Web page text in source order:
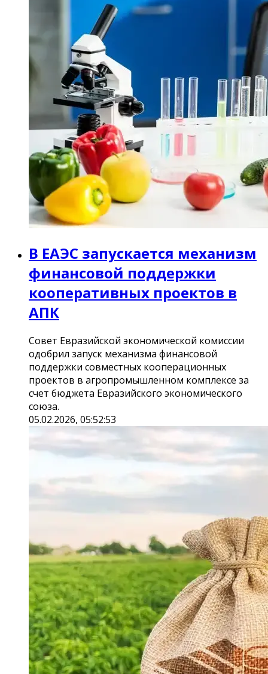
В ЕАЭС запускается механизм
финансовой поддержки
кооперативных проектов в
АПК
Совет Евразийской экономической комиссии
одобрил запуск механизма финансовой
поддержки совместных кооперационных
проектов в агропромышленном комплексе за
счет бюджета Евразийского экономического
союза.
05.02.2026, 05:52:53